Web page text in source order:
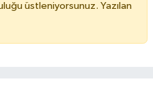
üstleniyorsunuz. Yazılan